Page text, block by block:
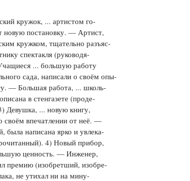
Психология
Отношения,Любовь,
ПОКАЗАТЬ ВСЕ
кружок, ... артистом го-
новую постановку. — Артист,
кружком, тщательно разъяс-
спектакля (руководя-
... большую работу
сада, написали о своём опы-
— Большая работа, ... школь-
в стенгазете (проде-
Девушка, ... новую книгу,
своём впечатлении от неё. —
была написана ярко и увлека-
4) Новый прибор,
ценность. — Инженер,
премию (изобретший, изобре-
не утихал ни на мину-